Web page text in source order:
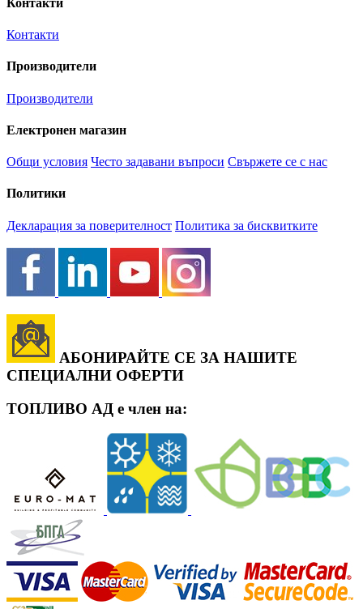
Контакти
Производители
Производители
Електронен магазин
Общи условия Често задавани въпроси Свържете се с нас
Политики
Декларация за поверителност Политика за бисквитките
АБОНИРАЙТЕ СЕ ЗА НАШИТЕ
СПЕЦИАЛНИ ОФЕРТИ
ТОПЛИВО АД е член на: